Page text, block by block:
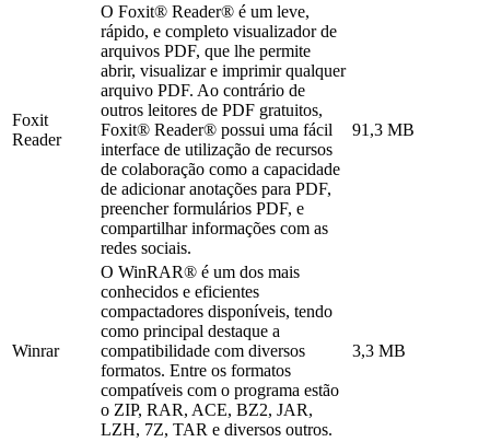
Foxit
Reader
O Foxit® Reader® é um leve,
rápido, e completo visualizador de
arquivos PDF, que lhe permite
abrir, visualizar e imprimir qualquer
arquivo PDF. Ao contrário de
outros leitores de PDF gratuitos,
Foxit® Reader® possui uma fácil
interface de utilização de recursos
de colaboração como a capacidade
de adicionar anotações para PDF,
preencher formulários PDF, e
compartilhar informações com as
redes sociais.
91,3 MB
Winrar
O WinRAR® é um dos mais
conhecidos e eficientes
compactadores disponíveis, tendo
como principal destaque a
compatibilidade com diversos
formatos. Entre os formatos
compatíveis com o programa estão
o ZIP, RAR, ACE, BZ2, JAR,
LZH, 7Z, TAR e diversos outros.
3,3 MB